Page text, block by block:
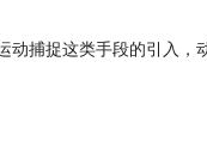
捕捉这类手段的引入